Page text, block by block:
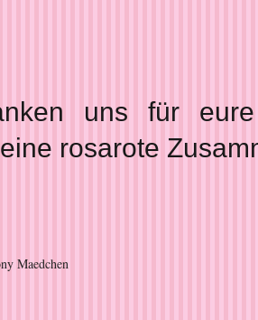
uns für
rosarote
Maedchen